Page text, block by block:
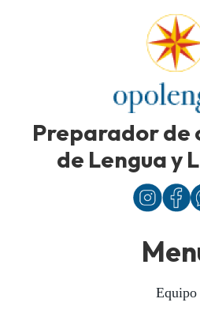
Preparador de
de Lengua y
Equipo